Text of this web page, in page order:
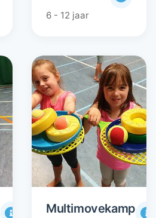
6 - 12 jaar
Multimovekamp